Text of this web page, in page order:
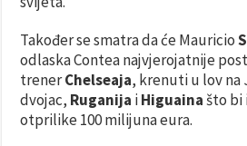
Također se smatra da će Mauricio
odlaska Contea najvjerojatnije
trenerChelseaja, krenuti u lov
dvojac, Ruganija iHiguainašto bi
otprilike 100 milijuna eura.